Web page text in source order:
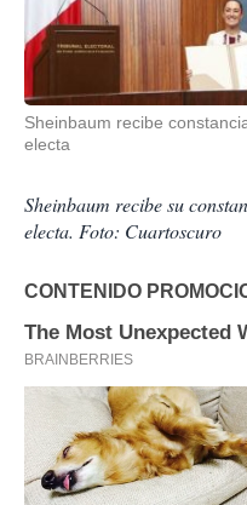
Sheinbaum recibe
electa
Sheinbaum recibe su
electa. Foto: Cuartoscuro